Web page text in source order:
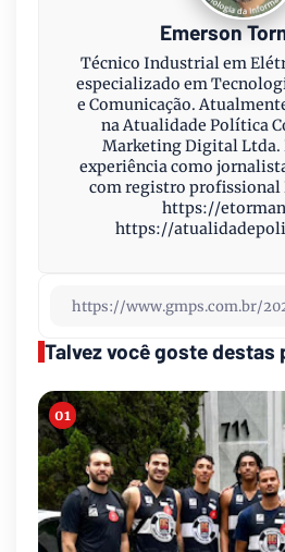
Emerson
Técnico Industrial em
especializado em
e Comunicação.
na Atualidade Política
Marketing Digital Ltda.
experiência como
com registro profissional
https://
https://
Talvez você goste destas